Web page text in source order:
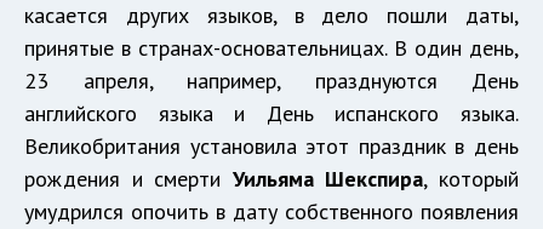
касается других языков, в дело пошли даты,
принятые в странах-основательницах. В один день,
23 апреля, например, празднуются День
английского языка и День испанского языка.
Великобритания установила этот праздник в день
рождения и смерти Уильяма Шекспира, который
умудрился опочить в дату собственного появления